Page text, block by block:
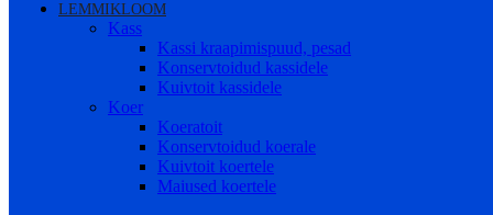
LEMMIKLOOM
Kass
Kassi kraapimispuud, pesad
Konservtoidud kassidele
Kuivtoit kassidele
Koer
Koeratoit
Konservtoidud koerale
Kuivtoit koertele
Maiused koertele